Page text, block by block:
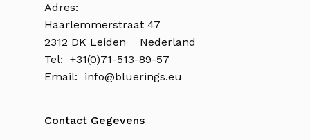
Adres:
Haarlemmerstraat 47
2312 DK Leiden Nederland
Tel: +31(0)71-513-89-57
Email: info@bluerings.eu
Contact Gegevens